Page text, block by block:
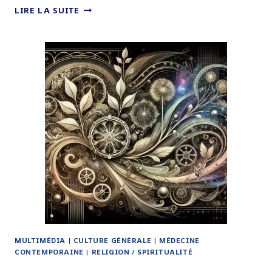
LIRE LA SUITE CHRISTOPHE
UN
PSYCHIATRE
BIENVEILLANT
AU
SERVICE
DU
BIEN-
ÊTRE
MENTAL
MULTIMÉDIA | CULTURE GÉNÉRALE | MÉDECINE
CONTEMPORAINE | RELIGION / SPIRITUALITÉ